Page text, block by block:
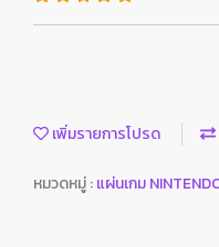
เพิ่มรายการโปรด
หมวดหมู่ :แผ่นเกม